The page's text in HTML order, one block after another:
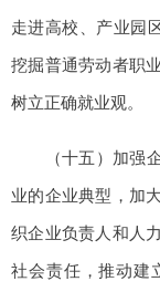
走进高校、产业园
挖掘普通劳动者职
树立正确就业观。
（十五）加强
业的企业典型，加
织企业负责人和人
社会责任，推动建